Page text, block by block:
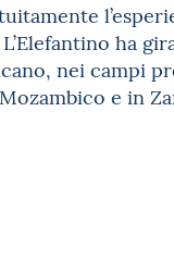
ha
nei campi
e in